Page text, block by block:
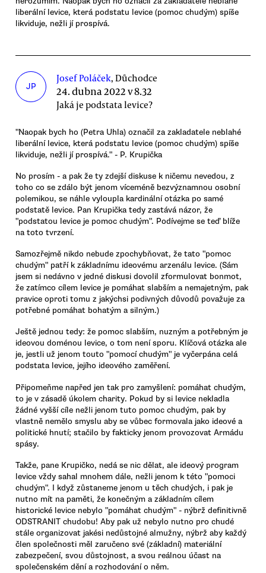
liberální levice, která podstatu levice (pomoc chudým) spíše
likviduje, nežli jí prospívá.
JP
Josef Poláček, Důchodce
24. dubna 2022 v 8.32
Jaká je podstata levice?
"Naopak bych ho (Petra Uhla) označil za zakladatele neblahé
liberální levice, která podstatu levice (pomoc chudým) spíše
likviduje, nežli jí prospívá." - P. Krupička
No prosím - a pak že ty zdejší diskuse k ničemu nevedou, z
toho co se zdálo být jenom víceméně bezvýznamnou osobní
polemikou, se náhle vyloupla kardinální otázka po samé
podstatě levice. Pan Krupička tedy zastává názor, že
"podstatou levice je pomoc chudým". Podívejme se teď blíže
na toto tvrzení.
Samozřejmě nikdo nebude zpochybňovat, že tato "pomoc
chudým" patří k základnímu ideovému arzenálu levice. (Sám
jsem si nedávno v jedné diskusi dovolil zformulovat bonmot,
že zatímco cílem levice je pomáhat slabším a nemajetným, pak
pravice oproti tomu z jakýchsi podivných důvodů považuje za
potřebné pomáhat bohatým a silným.)
Ještě jednou tedy: že pomoc slabším, nuzným a potřebným je
ideovou doménou levice, o tom není sporu. Klíčová otázka ale
je, jestli už jenom touto "pomocí chudým" je vyčerpána celá
podstata levice, jejího ideového zaměření.
Připomeňme napřed jen tak pro zamyšlení: pomáhat chudým,
to je v zásadě úkolem charity. Pokud by si levice nekladla
žádné vyšší cíle nežli jenom tuto pomoc chudým, pak by
vlastně nemělo smyslu aby se vůbec formovala jako ideové a
politické hnutí; stačilo by fakticky jenom provozovat Armádu
spásy.
Takže, pane Krupičko, nedá se nic dělat, ale ideový program
levice vždy sahal mnohem dále, nežli jenom k této "pomoci
chudým". I když zůstaneme jenom u těch chudých, i pak je
nutno mít na paměti, že konečným a základním cílem
historické levice nebylo "pomáhat chudým" - nýbrž definitivně
ODSTRANIT chudobu! Aby pak už nebylo nutno pro chudé
stále organizovat jakési nedůstojné almužny, nýbrž aby každý
člen společnosti měl zaručeno své (základní) materiální
zabezpečení, svou důstojnost, a svou reálnou účast na
společenském dění a rozhodování o něm.